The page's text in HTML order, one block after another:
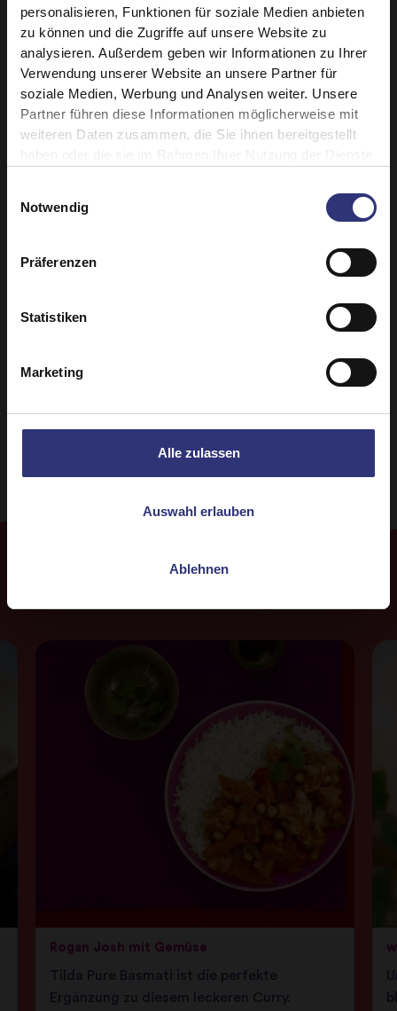
personalisieren, Funktionen für soziale Medien anbieten
zu können und die Zugriffe auf unsere Website zu
analysieren. Außerdem geben wir Informationen zu Ihrer
Verwendung unserer Website an unsere Partner für
soziale Medien, Werbung und Analysen weiter. Unsere
Partner führen diese Informationen möglicherweise mit
weiteren Daten zusammen, die Sie ihnen bereitgestellt
Notwendig
Präferenzen
Statistiken
Marketing
Alle zulassen
Auswahl erlauben
Ablehnen
Ähnliche Rezepte entdecken
0–30 Minuten
Rogan Josh mit Gemüse
Tilda Pure Basmati ist die perfekte
Ergänzung zu diesem leckeren Curry.